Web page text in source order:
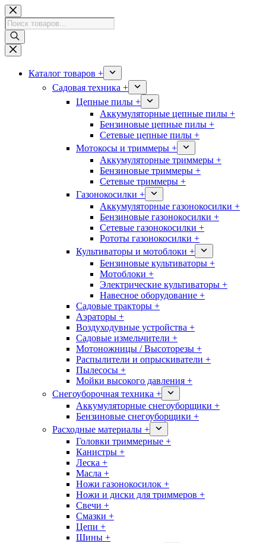
Перейти
к
сути
Поиск
товаров
Каталог товаров +
Садовая техника +
Цепные пилы +
Аккумуляторные цепные пилы +
Бензиновые цепные пилы +
Сетевые цепные пилы +
Мотокосы и триммеры +
Аккумуляторные триммеры +
Бензиновые триммеры +
Сетевые триммеры +
Газонокосилки +
Аккумуляторные газонокосилки +
Бензиновые газонокосилки +
Сетевые газонокосилки +
Рототы газонокосилки +
Культиваторы и мотоблоки +
Бензиновые культиваторы +
Мотоблоки +
Электрические культиваторы +
Навесное оборудование +
Садовые тракторы +
Аэраторы +
Воздуходувные устройства +
Садовые измельчители +
Мотоножницы / Высоторезы +
Распылители и опрыскиватели +
Пылесосы +
Мойки высокого давления +
Снегоуборочная техника +
Аккумуляторные снегоуборщики +
Бензиновые снегоуборщики +
Расходные материалы +
Головки триммерные +
Канистры +
Леска +
Масла +
Ножи газонокосилок +
Ножи и диски для триммеров +
Свечи +
Смазки +
Цепи +
Шины +